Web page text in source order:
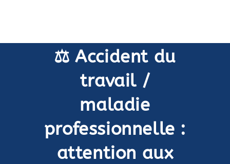
⚖️ Accident du
travail /
maladie
professionnelle :
attention aux